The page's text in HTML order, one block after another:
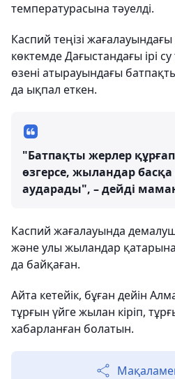
температурасына тәуелді.
Каспий теңізі
көктемде Дағыстандағы ірі
өзені атырауындағы
да ықпал еткен.
"Батпақты жерлер
өзгерсе, жыландар
аударады", – дейді
Каспий жағалауында
және улы жыландар
да байқаған.
Айта кетейік, бұған дейін
тұрғын үйге жылан кіріп,
хабарланған болатын.